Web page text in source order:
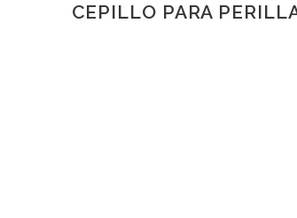
CEPILLO PARA